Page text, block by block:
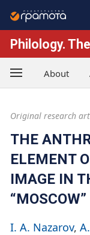
Philology.
About
Original research
THE
ELEMENT
IMAGE IN
“MOSCOW”
I. A. Nazarov